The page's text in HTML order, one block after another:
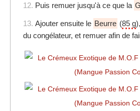
12. Puis remuer jusqu'à ce que la
13. Ajouter ensuite le Beurre (85 g
du congélateur, et remuer afin de